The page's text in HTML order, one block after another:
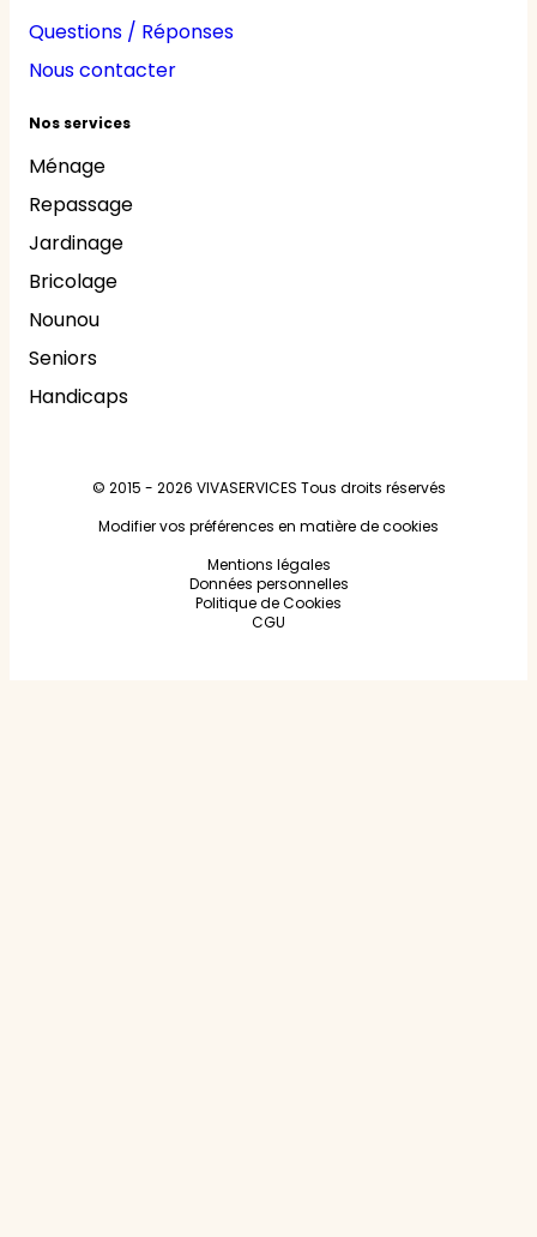
Questions / Réponses
Nous contacter
Nos services
Ménage
Repassage
Jardinage
Bricolage
Nounou
Seniors
Handicaps
© 2015 - 2026 VIVASERVICES Tous droits réservés
Modifier vos préférences en matière de cookies
Mentions légales
Données personnelles
Politique de Cookies
CGU